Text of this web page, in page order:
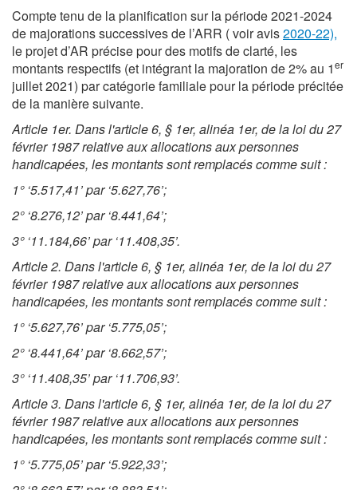
Compte tenu de la planification sur la période 2021-2024
de majorations successives de l’ARR ( voir avis2020-22),
le projet d’AR précise pour des motifs de clarté, les
montants respectifs (et intégrant la majoration de 2% au 1er
juillet 2021) par catégorie familiale pour la période précitée
de la manière suivante.
Article 1er. Dans l'article 6, § 1er, alinéa 1er, de la loi du 27
février 1987 relative aux allocations aux personnes
handicapées, les montants sont remplacés comme suit :
1° ‘5.517,41’ par ‘5.627,76’;
2° ‘8.276,12’ par ‘8.441,64’;
3° ‘11.184,66’ par ‘11.408,35’.
Article 2. Dans l'article 6, § 1er, alinéa 1er, de la loi du 27
février 1987 relative aux allocations aux personnes
handicapées, les montants sont remplacés comme suit :
1° ‘5.627,76’ par ‘5.775,05’;
2° ‘8.441,64’ par ‘8.662,57’;
3° ‘11.408,35’ par ‘11.706,93’.
Article 3. Dans l'article 6, § 1er, alinéa 1er, de la loi du 27
février 1987 relative aux allocations aux personnes
handicapées, les montants sont remplacés comme suit :
1° ‘5.775,05’ par ‘5.922,33’;